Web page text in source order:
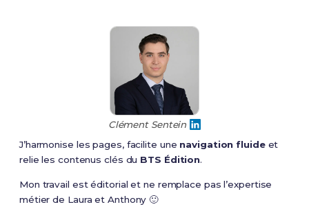
Clément Sentein
J’harmonise les pages, facilite une navigation fluideet
relie les contenus clés du BTS Édition.
Mon travail est éditorial et ne remplace pas l’expertise
métier de Laura et Anthony 🙂